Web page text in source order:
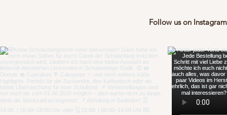
Follow us on Instagram